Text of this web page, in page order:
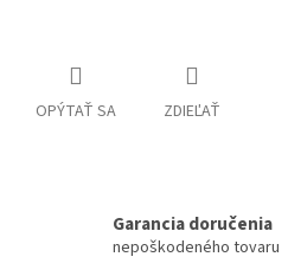
OPÝTAŤ SA ZDIEĽAŤ
Garancia doručenia
nepoškodeného tovaru